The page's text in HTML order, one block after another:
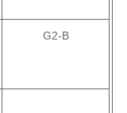
G2-B